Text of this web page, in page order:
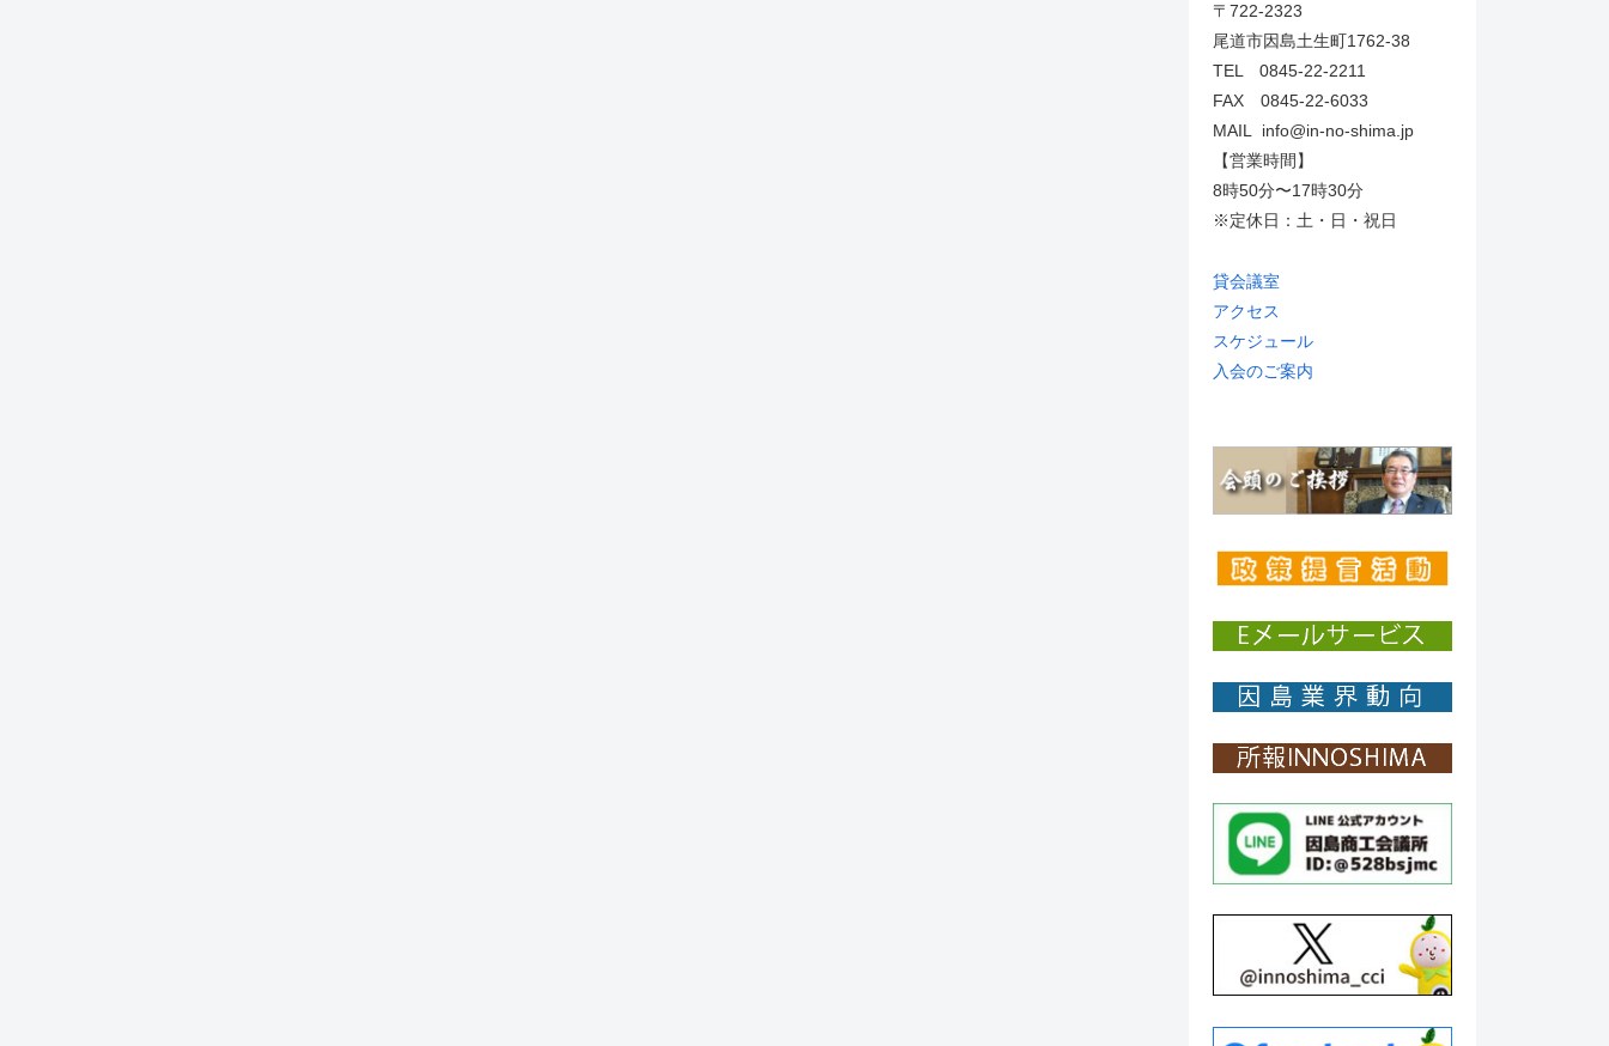
〒722-2323
尾道市因島土生町1762-38
TEL 0845-22-2211
FAX 0845-22-6033
MAIL info@in-no-shima.jp
【営業時間】
8時50分〜17時30分
※定休日：土・日・祝日
貸会議室
アクセス
スケジュール
入会のご案内